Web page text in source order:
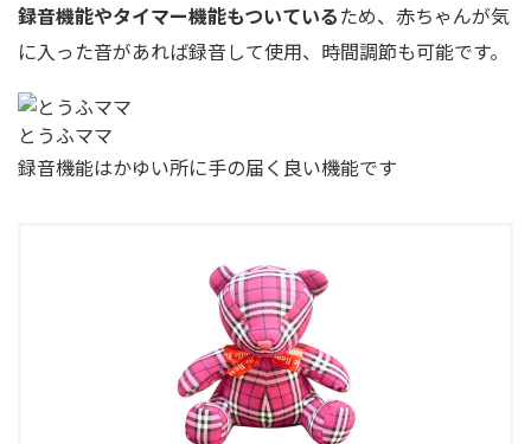
録音機能やタイマー機能もついているため、赤ちゃんが気
に入った音があれば録音して使用、時間調節も可能です。
とうふママ
録音機能はかゆい所に手の届く良い機能です